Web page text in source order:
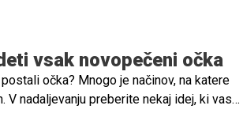
pot prijetna in predvsem brezskrbna.
vsak novopečeni očka
očka? Mnogo je načinov, na katere
nadaljevanju preberite nekaj idej, ki vas